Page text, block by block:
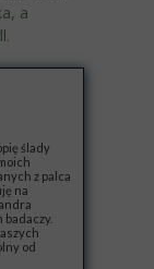
ślady
z palca
na
od
a